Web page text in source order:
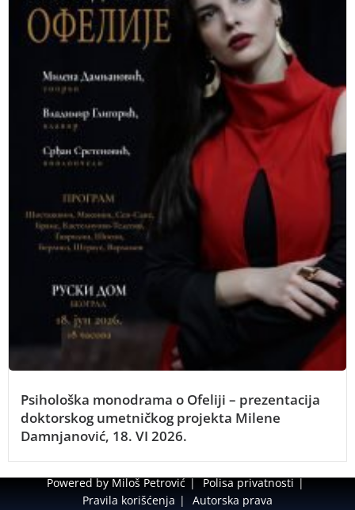
Psihološka monodrama o Ofeliji – prezentacija
doktorskog umetničkog projekta Milene
Damnjanović, 18. VI 2026.
Powered by Miloš Petrović
Polisa privatnosti
Pravila korišćenja
Autorska prava